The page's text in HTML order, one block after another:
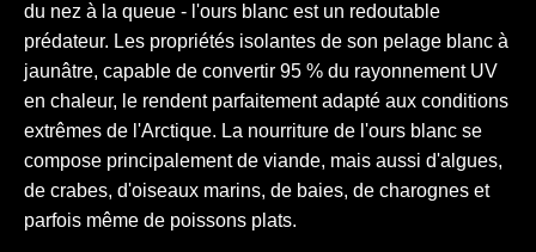
du nez à la queue - l'ours blanc est un redoutable
prédateur. Les propriétés isolantes de son pelage blanc à
jaunâtre, capable de convertir 95 % du rayonnement UV
en chaleur, le rendent parfaitement adapté aux conditions
extrêmes de l'Arctique. La nourriture de l'ours blanc se
compose principalement de viande, mais aussi d'algues,
de crabes, d'oiseaux marins, de baies, de charognes et
parfois même de poissons plats.